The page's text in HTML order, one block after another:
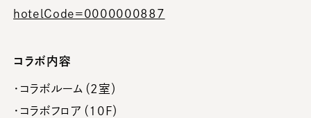
hotelCode=0000000887
コラボ内容
・コラボルーム（2室）
・コラボフロア（10F）